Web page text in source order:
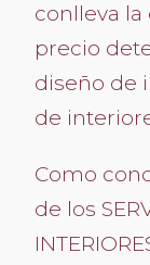
conlleva
precio
diseño de
de
Como
de los